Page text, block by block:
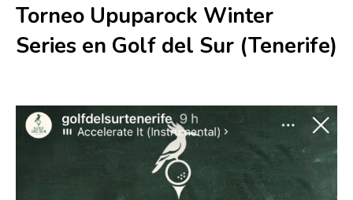
Torneo Upuparock Winter
Series en Golf del Sur (Tenerife)